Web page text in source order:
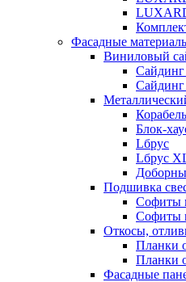
Фасадные
Виниловый
Блок-
Lбрус
Lбрус
Подшивка
Софиты
Софиты
Откосы,
Планки
Планки
Фасадные